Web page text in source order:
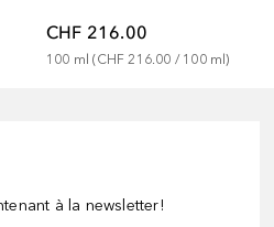
CHF 216.00
100 ml (CHF 216.00 / 100 ml)
à la newsletter!